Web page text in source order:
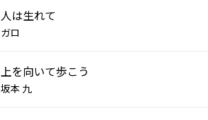
人は生れて
ガロ
上を向いて歩こう
坂本 九